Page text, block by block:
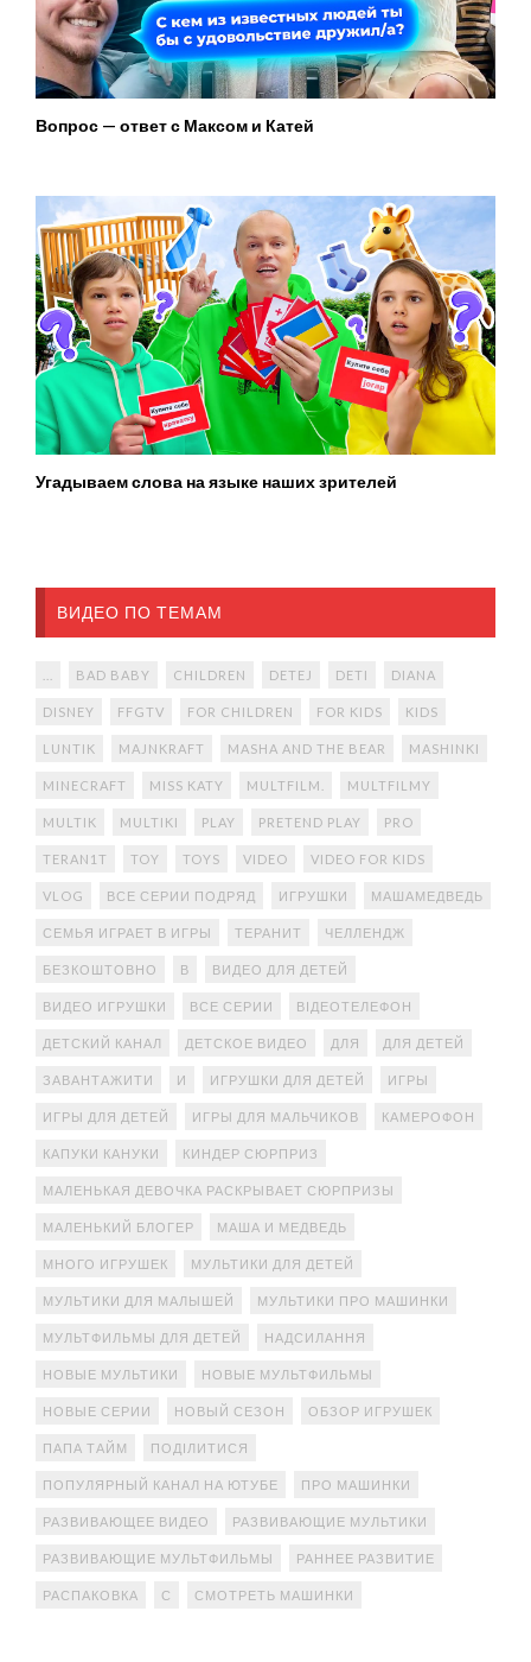
Вопрос — ответ с Максом и Катей
Угадываем слова на языке наших зрителей
ВИДЕО ПО ТЕМАМ
BAD BABY CHILDREN DETEJ DETI DIANA
DISNEY FFGTV FOR CHILDREN FOR KIDS KIDS
LUNTIK MAJNKRAFT MASHA AND THE BEAR MASHINKI
MINECRAFT MISS KATY MULTFILM. MULTFILMY
MULTIK MULTIKI PLAY PRETEND PLAY PRO
TERAN1T TOY TOYS VIDEO VIDEO FOR KIDS
VLOG ВСЕ СЕРИИ ПОДРЯД ИГРУШКИ МАШАМЕДВЕДЬ
СЕМЬЯ ИГРАЕТ В ИГРЫ ТЕРАНИТ ЧЕЛЛЕНДЖ
БЕЗКОШТОВНО В ВИДЕО ДЛЯ ДЕТЕЙ
ВИДЕО ИГРУШКИ ВСЕ СЕРИИ ВІДЕОТЕЛЕФОН
ДЕТСКИЙ КАНАЛ ДЕТСКОЕ ВИДЕО ДЛЯ ДЛЯ ДЕТЕЙ
ЗАВАНТАЖИТИ И ИГРУШКИ ДЛЯ ДЕТЕЙ ИГРЫ
ИГРЫ ДЛЯ ДЕТЕЙ ИГРЫ ДЛЯ МАЛЬЧИКОВ КАМЕРОФОН
КАПУКИ КАНУКИ КИНДЕР СЮРПРИЗ
МАЛЕНЬКАЯ ДЕВОЧКА РАСКРЫВАЕТ СЮРПРИЗЫ
МАЛЕНЬКИЙ БЛОГЕР МАША И МЕДВЕДЬ
МНОГО ИГРУШЕК МУЛЬТИКИ ДЛЯ ДЕТЕЙ
МУЛЬТИКИ ДЛЯ МАЛЫШЕЙ МУЛЬТИКИ ПРО МАШИНКИ
МУЛЬТФИЛЬМЫ ДЛЯ ДЕТЕЙ НАДСИЛАННЯ
НОВЫЕ МУЛЬТИКИ НОВЫЕ МУЛЬТФИЛЬМЫ
НОВЫЕ СЕРИИ НОВЫЙ СЕЗОН ОБЗОР ИГРУШЕК
ПАПА ТАЙМ ПОДІЛИТИСЯ
ПОПУЛЯРНЫЙ КАНАЛ НА ЮТУБЕ ПРО МАШИНКИ
РАЗВИВАЮЩЕЕ ВИДЕО РАЗВИВАЮЩИЕ МУЛЬТИКИ
РАЗВИВАЮЩИЕ МУЛЬТФИЛЬМЫ РАННЕЕ РАЗВИТИЕ
РАСПАКОВКА С СМОТРЕТЬ МАШИНКИ